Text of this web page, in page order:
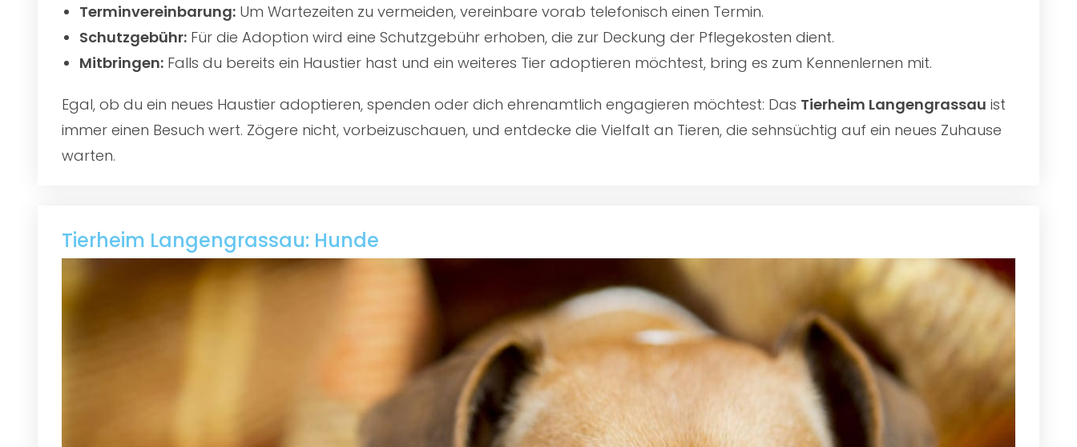
Terminvereinbarung: Um Wartezeiten zu vermeiden, vereinbare vorab telefonisch einen Termin.
Schutzgebühr: Für die Adoption wird eine Schutzgebühr erhoben, die zur Deckung der Pflegekosten dient.
Mitbringen: Falls du bereits ein Haustier hast und ein weiteres Tier adoptieren möchtest, bring es zum Kennenlernen mit.
Egal, ob du ein neues Haustier adoptieren, spenden oder dich ehrenamtlich engagieren möchtest: Das Tierheim Langengrassau ist
immer einen Besuch wert. Zögere nicht, vorbeizuschauen, und entdecke die Vielfalt an Tieren, die sehnsüchtig auf ein neues Zuhause
warten.
Tierheim Langengrassau: Hunde